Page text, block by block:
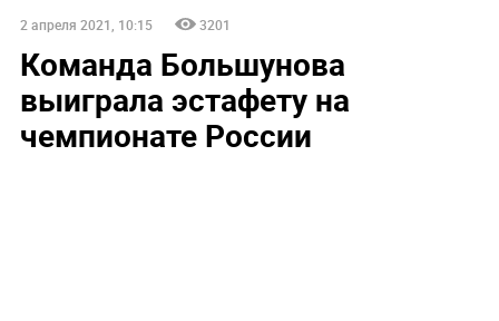
2 апреля 2021, 10:15 3201
Команда Большунова
выиграла эстафету на
чемпионате России